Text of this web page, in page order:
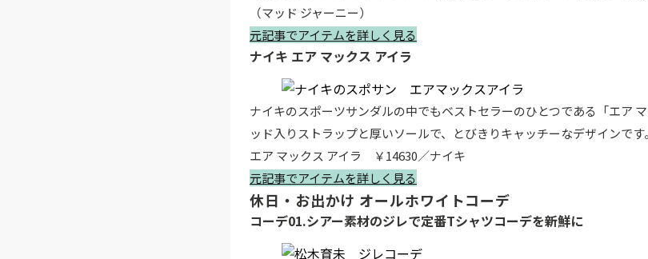
（マッド ジャーニー）
元記事でアイテムを詳しく見る
ナイキ エア マックス アイラ
ナイキのスポーツサンダルの中でもベストセラーのひとつである「エア
ッド入りストラップと厚いソールで、とびきりキャッチーなデザインです。
エア マックス アイラ ￥14630／ナイキ
元記事でアイテムを詳しく見る
休日・お出かけ オールホワイトコーデ
コーデ01.シアー素材のジレで定番Tシャツコーデを新鮮に